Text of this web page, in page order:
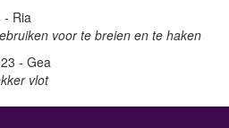
- Ria
voor te breien en te haken
- Gea
vlot